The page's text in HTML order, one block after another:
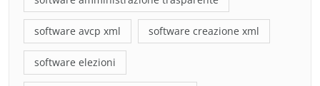
software avcp xml software creazione xml
software elezioni